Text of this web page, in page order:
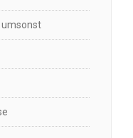
umsonst